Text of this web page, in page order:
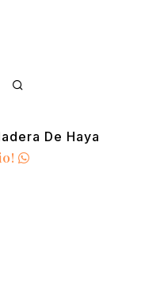
De Haya